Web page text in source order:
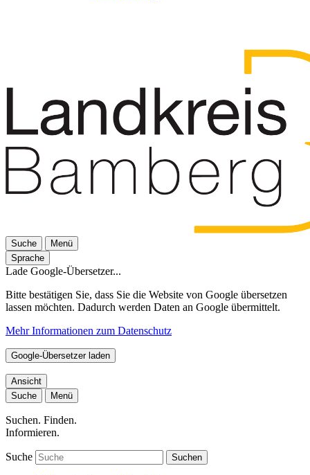
Suche
Menü
Sprache
Lade Google-Übersetzer...
Bitte bestätigen Sie, dass Sie die Website von Google übersetzen
lassen möchten. Dadurch werden Daten an Google übermittelt.
Mehr Informationen zum Datenschutz
Google-Übersetzer laden
Ansicht
Suche
Menü
Suchen. Finden.
Informieren.
Suche Suchen